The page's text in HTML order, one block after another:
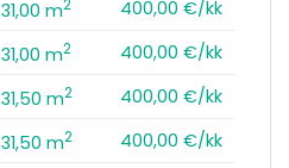
31,00 m
400,00 €/kk
31,00 m2
400,00 €/kk
31,50 m2
400,00 €/kk
31,50 m2
400,00 €/kk